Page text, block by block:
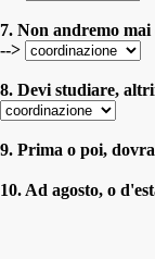
7. Non andremo
-->
8. Devi studiare,
9. Prima o poi,
10. Ad agosto, o